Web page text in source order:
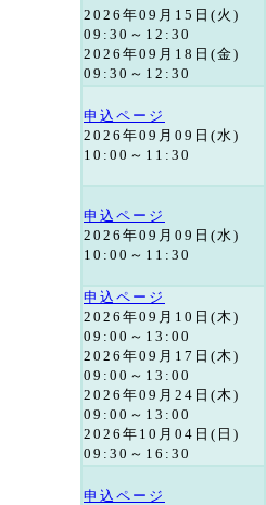
2026年09月15日(火)
09:30～12:30
2026年09月18日(金)
09:30～12:30
申込ページ
2026年09月09日(水)
10:00～11:30
申込ページ
2026年09月09日(水)
10:00～11:30
申込ページ
2026年09月10日(木)
09:00～13:00
2026年09月17日(木)
09:00～13:00
2026年09月24日(木)
09:00～13:00
2026年10月04日(日)
09:30～16:30
申込ページ